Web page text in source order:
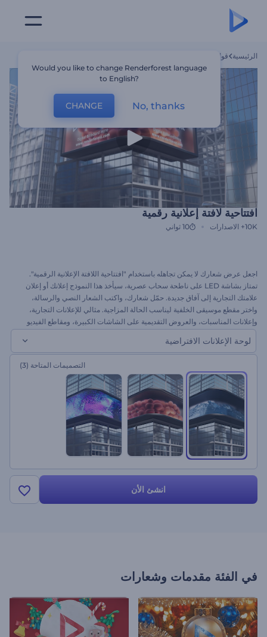
الرئيسية قوالب
افتتاحية لافتة إعلانية رقمية
10K+ الاصدارات 10 ثواني
اجعل عرض شعارك لا يمكن تجاهله باستخدام "افتتاحية اللافتة الإعلانية الرقمية".
تمتاز بشاشة LED على ناطحة سحاب عصرية، سيأخذ هذا النموذج إعلانك أو إعلان
علامتك التجارية إلى آفاق جديدة. حمّل شعارك، واكتب الشعار النصي والرسالة،
واختر مقطع موسيقى الخلفية ليناسب الحالة المزاجية. مثالي للإعلانات التجارية،
وإعلانات المناسبات، والعروض التقديمية على الشاشات الكبيرة، ومقاطع الفيديو
الترويجية، وغيرها. ابدأ الآن واجتذب الانتباه مباشرة!
لوحة الإعلانات الافتراضية
التصميمات المتاحة (3)
انشئ الأن
في الفئة مقدمات وشعارات
Would you like to change Renderforest language
to English?
CHANGE No, thanks